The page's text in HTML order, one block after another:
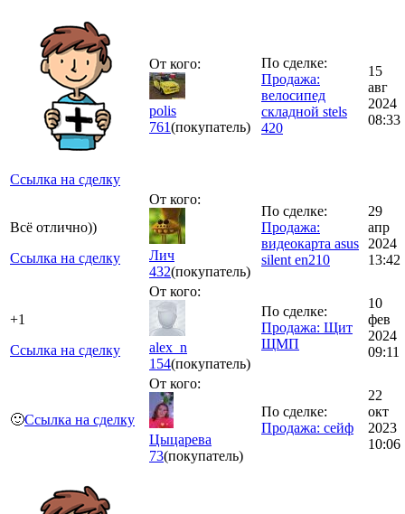
Ссылка на сделку
От кого:
polis
761(покупатель)
По сделке:
Продажа:
велосипед
складной stels
420
15
авг
2024
08:33
Всё отлично))
Ссылка на сделку
От кого:
Лич
432(покупатель)
По сделке:
Продажа:
видеокарта asus
silent en210
29
апр
2024
13:42
+1
Ссылка на сделку
От кого:
alex_n
154(покупатель)
По сделке:
Продажа: Щит
ЩМП
10
фев
2024
09:11
🙂Ссылка на сделку
От кого:
Цыцарева
73(покупатель)
По сделке:
Продажа: сейф
22
окт
2023
10:06